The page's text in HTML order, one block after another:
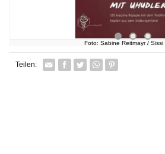
Foto: Sabine Reitmayr / Sissi
Teilen: Facebook
TwitterWhatsapp senden
Pin it